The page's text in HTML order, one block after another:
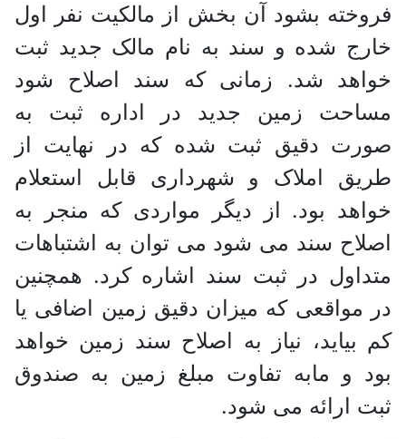
فروخته بشود آن بخش از مالکیت نفر اول
خارج شده و سند به نام مالک جدید ثبت
خواهد شد. زمانی که سند اصلاح شود
مساحت زمین جدید در اداره ثبت به
صورت دقیق ثبت شده که در نهایت از
طریق املاک و شهرداری قابل استعلام
خواهد بود. از دیگر مواردی که منجر به
اصلاح سند می شود می توان به اشتباهات
متداول در ثبت سند اشاره کرد. همچنین
در مواقعی که میزان دقیق زمین اضافی یا
کم بیاید، نیاز به اصلاح سند زمین خواهد
بود و مابه تفاوت مبلغ زمین به صندوق
ثبت ارائه می شود.